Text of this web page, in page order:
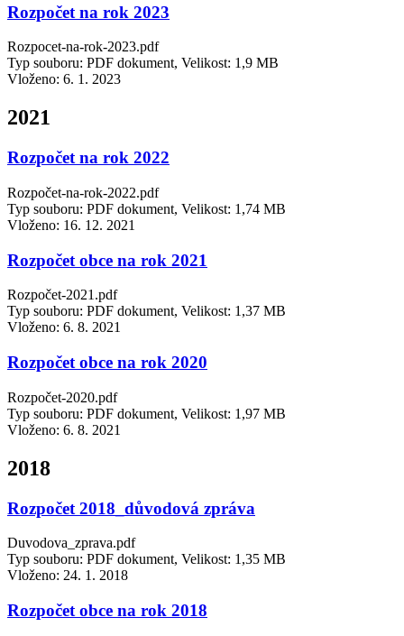
Rozpočet na rok 2023
Rozpocet-na-rok-2023.pdf
Typ souboru: PDF dokument, Velikost: 1,9 MB
Vloženo: 6. 1. 2023
2021
Rozpočet na rok 2022
Rozpočet-na-rok-2022.pdf
Typ souboru: PDF dokument, Velikost: 1,74 MB
Vloženo: 16. 12. 2021
Rozpočet obce na rok 2021
Rozpočet-2021.pdf
Typ souboru: PDF dokument, Velikost: 1,37 MB
Vloženo: 6. 8. 2021
Rozpočet obce na rok 2020
Rozpočet-2020.pdf
Typ souboru: PDF dokument, Velikost: 1,97 MB
Vloženo: 6. 8. 2021
2018
Rozpočet 2018_důvodová zpráva
Duvodova_zprava.pdf
Typ souboru: PDF dokument, Velikost: 1,35 MB
Vloženo: 24. 1. 2018
Rozpočet obce na rok 2018